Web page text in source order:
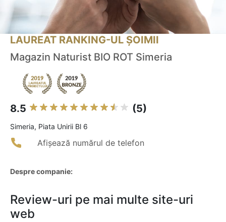
LAUREAT RANKING-UL ȘOIMII
Magazin Naturist BIO ROT Simeria
8.5 (5)
Simeria, Piata Unirii Bl 6
Afișează numărul de telefon
Despre companie:
Review-uri pe mai multe site-uri
web